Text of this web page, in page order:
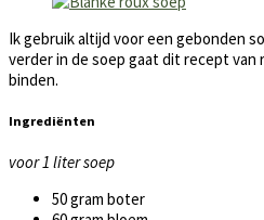
Ik gebruik altijd voor een gebonden
verder in de soep gaat dit recept van
binden.
Ingrediënten
voor 1 liter soep
50 gram boter